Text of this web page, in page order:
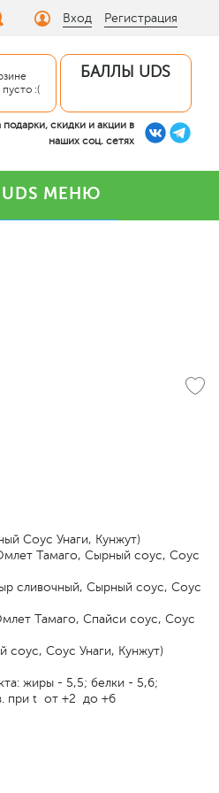
Вход Регистрация
пусто :(
БАЛЛЫ UDS
скидки и акции в
наших соц. сетях
UDS МЕНЮ
Соус Унаги, Кунжут)
Тамаго, Сырный соус, Соус
сливочный, Сырный соус, Соус
Тамаго, Спайси соус, Соус
соус, Соус Унаги, Кунжут)
жиры - 5,5; белки - 5,6;
при t от +2 до +6